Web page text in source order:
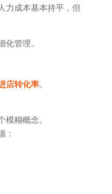
力成本基本持平，但
管理。
店转化率。
模糊概念。
：